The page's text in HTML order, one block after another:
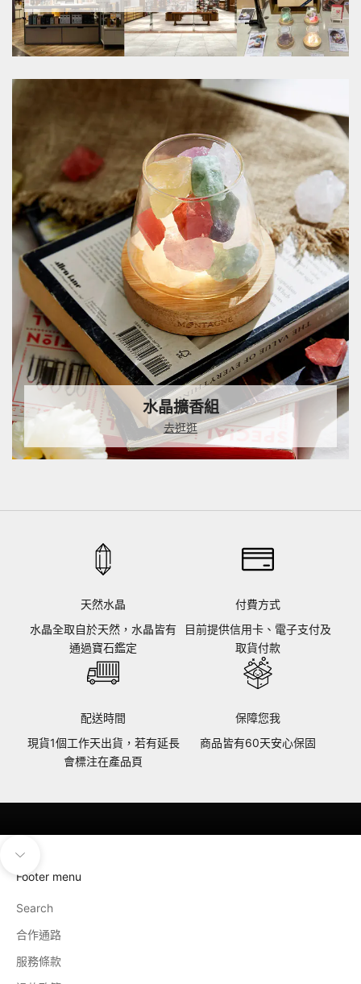
水晶擴香組
去逛逛
天然水晶
水晶全取自於天然，水晶皆有
通過寶石鑑定
付費方式
目前提供信用卡、電子支付及
取貨付款
配送時間
現貨1個工作天出貨，若有延長
會標注在產品頁
保障您我
商品皆有60天安心保固
Footer menu
Search
合作通路
服務條款